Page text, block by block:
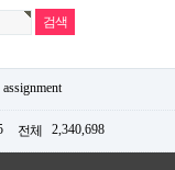
assignment
전체 2,340,698